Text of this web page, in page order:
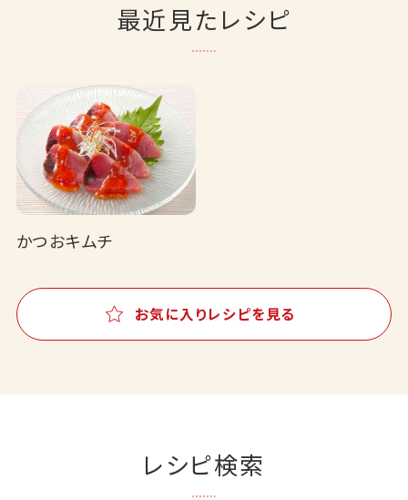
最近見たレシピ
かつおキムチ
お気に入りレシピを見る
レシピ検索